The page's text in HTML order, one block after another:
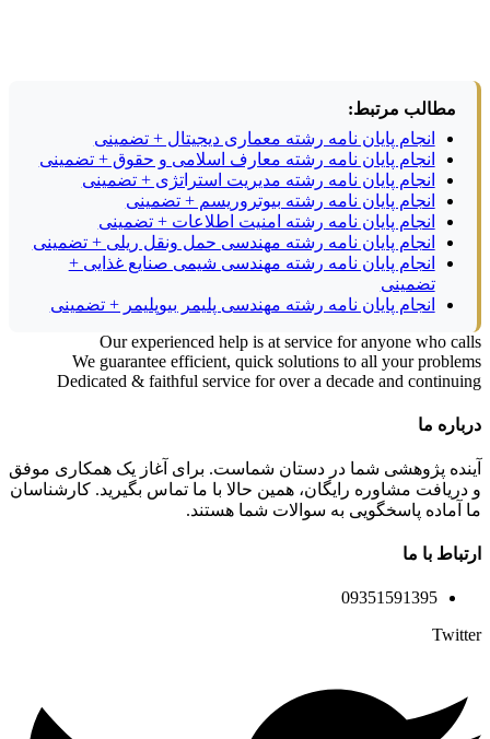
مطالب مرتبط:
انجام پایان نامه رشته معماری دیجیتال + تضمینی
انجام پایان نامه رشته معارف اسلامی و حقوق + تضمینی
انجام پایان نامه رشته مدیریت استراتژی + تضمینی
انجام پایان نامه رشته بیوتروریسم + تضمینی
انجام پایان نامه رشته امنیت اطلاعات + تضمینی
انجام پایان نامه رشته مهندسی حمل ونقل ریلی + تضمینی
انجام پایان نامه رشته مهندسی شیمی صنایع غذایی +
تضمینی
انجام پایان نامه رشته مهندسی پلیمر بیوپلیمر + تضمینی
Our experienced help is at service for anyone who calls
We guarantee efficient, quick solutions to all your problems
Dedicated & faithful service for over a decade and continuing
درباره ما
آینده پژوهشی شما در دستان شماست. برای آغاز یک همکاری موفق
و دریافت مشاوره رایگان، همین حالا با ما تماس بگیرید. کارشناسان
ما آماده پاسخگویی به سوالات شما هستند.
ارتباط با ما
09351591395
Twitter